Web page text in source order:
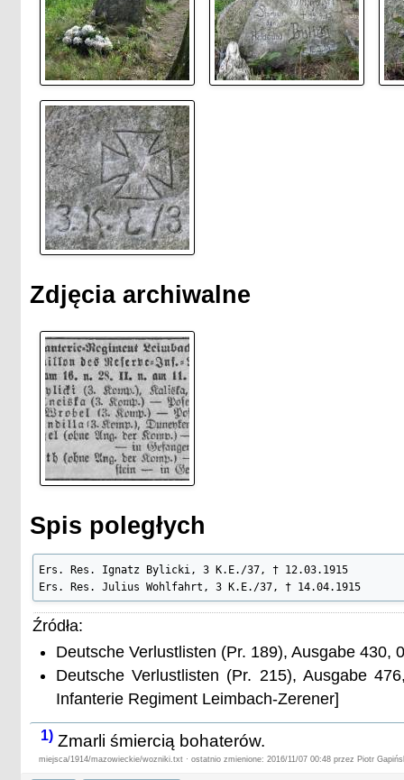
Zdjęcia archiwalne
Spis poległych
Ers. Res. Ignatz Bylicki, 3 K.E./37, † 12.03.1915
Ers. Res. Julius Wohlfahrt, 3 K.E./37, † 14.04.1915
Źródła:
Deutsche Verlustlisten (Pr. 189), Ausgabe 430,
Deutsche Verlustlisten (Pr. 215), Ausgabe
Infanterie Regiment Leimbach-Zerener]
1) Zmarli śmiercią bohaterów.
miejsca/1914/mazowieckie/wozniki.txt · ostatnio zmienione: 2016/11/07 00:48 przez Piotr